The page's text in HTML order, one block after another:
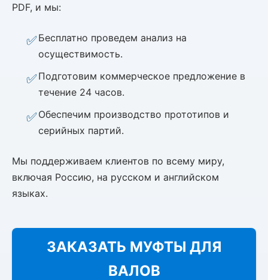
PDF, и мы:
Бесплатно проведем анализ на
осуществимость.
Подготовим коммерческое предложение в
течение 24 часов.
Обеспечим производство прототипов и
серийных партий.
Мы поддерживаем клиентов по всему миру,
включая Россию, на русском и английском
языках.
ЗАКАЗАТЬ МУФТЫ ДЛЯ
ВАЛОВ